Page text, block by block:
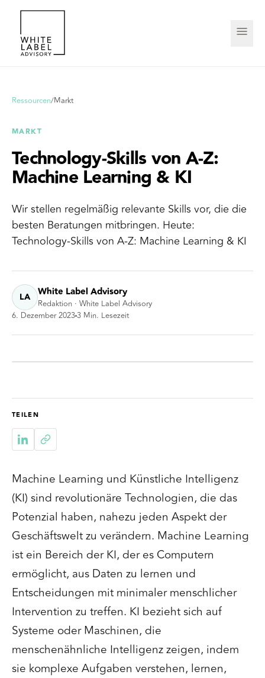
Ressourcen/Markt
MARKT
Technology-Skills von A-Z:
Machine Learning & KI
Wir stellen regelmäßig relevante Skills vor, die die
besten Beratungen mitbringen. Heute:
Technology-Skills von A-Z: Machine Learning & KI
LA White Label Advisory
Redaktion · White Label Advisory
6. Dezember 20233 Min. Lesezeit
TEILEN
Machine Learning und Künstliche Intelligenz
(KI) sind revolutionäre Technologien, die das
Potenzial haben, nahezu jeden Aspekt der
Geschäftswelt zu verändern. Machine Learning
ist ein Bereich der KI, der es Computern
ermöglicht, aus Daten zu lernen und
Entscheidungen mit minimaler menschlicher
Intervention zu treffen. KI bezieht sich auf
Systeme oder Maschinen, die
menschenähnliche Intelligenz zeigen, indem
sie komplexe Aufgaben verstehen, lernen,